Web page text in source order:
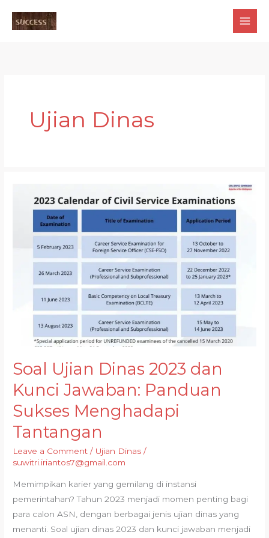
Ujian Dinas
Soal Ujian Dinas 2023 dan
Kunci Jawaban: Panduan
Sukses Menghadapi
Tantangan
Leave a Comment / Ujian Dinas /
suwitri.iriantos7@gmail.com
Memimpikan karier yang gemilang di instansi
pemerintahan? Tahun 2023 menjadi momen penting bagi
para calon ASN, dengan berbagai jenis ujian dinas yang
menanti. Soal ujian dinas 2023 dan kunci jawaban menjadi